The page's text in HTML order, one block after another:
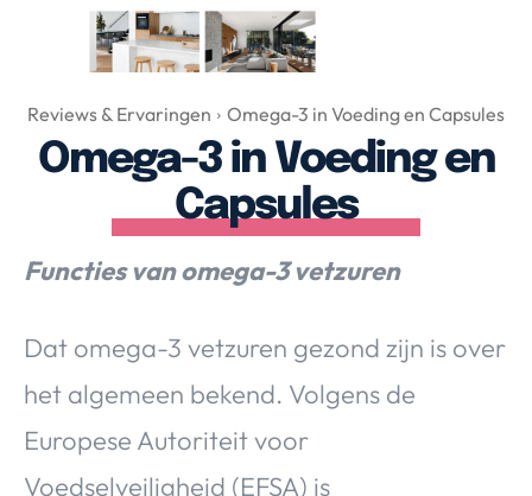
Nieuws & Media
Over Valerie
Over Valerie
De Top 5
Contact
Travel
Lifestyle
Reviews & Ervaringen Omega-3 in Voeding en Capsules
Omega-3 in Voeding en
Capsules
Functies van omega-3 vetzuren
Dat omega-3 vetzuren gezond zijn is over
het algemeen bekend. Volgens de
Europese Autoriteit voor
Voedselveiligheid (EFSA) is